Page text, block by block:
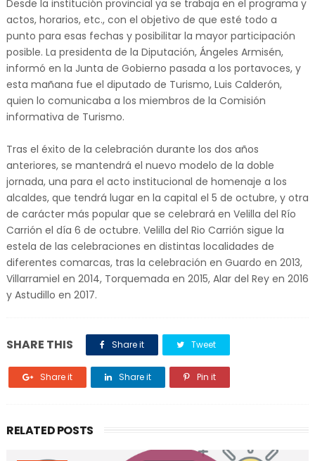
Desde la institución provincial ya se trabaja en el programa y
actos, horarios, etc., con el objetivo de que esté todo a
punto para esas fechas y posibilitar la mayor participación
posible. La presidenta de la Diputación, Ángeles Armisén,
informó en la Junta de Gobierno pasada a los portavoces, y
esta mañana fue el diputado de Turismo, Luis Calderón,
quien lo comunicaba a los miembros de la Comisión
informativa de Turismo.
Tras el éxito de la celebración durante los dos años
anteriores, se mantendrá el nuevo modelo de la doble
jornada, una para el acto institucional de homenaje a los
alcaldes, que tendrá lugar en la capital el 5 de octubre, y otra
de carácter más popular que se celebrará en Velilla del Río
Carrión el día 6 de octubre. Velilla del Rio Carrión sigue la
estela de las celebraciones en distintas localidades de
diferentes comarcas, tras la celebración en Guardo en 2013,
Villarramiel en 2014, Torquemada en 2015, Alar del Rey en 2016
y Astudillo en 2017.
SHARE THIS Share it Tweet
Share it Share it Pin it
RELATED POSTS